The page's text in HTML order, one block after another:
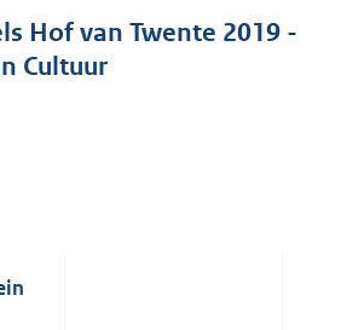
r
Hof van Twente 2019 -
Cultuur